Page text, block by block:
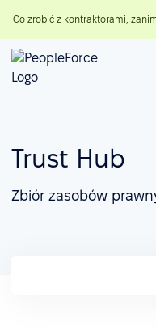
Co zrobić z kontraktorami,
Trust Hub
Zbiór zasobów